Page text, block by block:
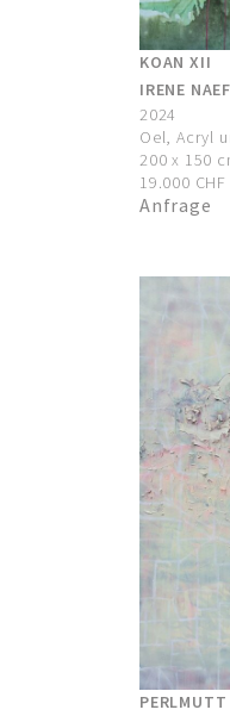
KOAN XII
IRENE NAEF
2024
Oel, Acryl
200 x 150
19.000
Anfrage